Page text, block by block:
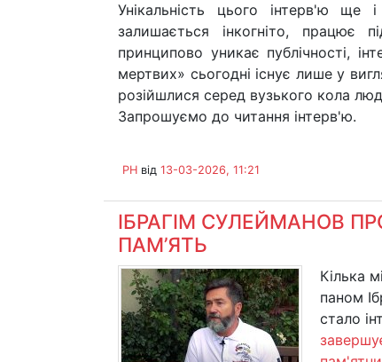
Унікальність цього інтерв'ю
залишається інкогніто, працює
принципово уникає публічності,
мертвих» сьогодні існує лише у
розійшлися серед вузького кола
Запрошуємо до читання інтерв'ю.
PH від 13-03-2026, 11:21
ІБРАГІМ СУЛЕЙМАНОВ
ПАМ’ЯТЬ
Кілька
паном
стало